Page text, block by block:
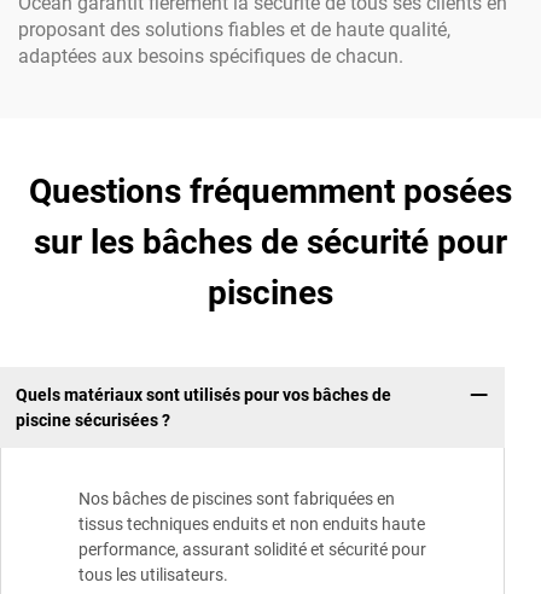
proposant des solutions fiables et de haute qualité,
adaptées aux besoins spécifiques de chacun.
Questions fréquemment posées
sur les bâches de sécurité pour
piscines
Quels matériaux sont utilisés pour vos bâches de
piscine sécurisées ?
Nos bâches de piscines sont fabriquées en
tissus techniques enduits et non enduits haute
performance, assurant solidité et sécurité pour
tous les utilisateurs.